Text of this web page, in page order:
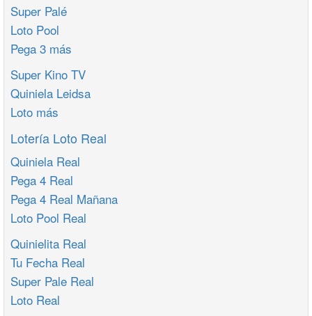
Super Palé
Loto Pool
Pega 3 más
Super Kino TV
Quiniela Leidsa
Loto más
Lotería Loto Real
Quiniela Real
Pega 4 Real
Pega 4 Real Mañana
Loto Pool Real
Quinielita Real
Tu Fecha Real
Super Pale Real
Loto Real